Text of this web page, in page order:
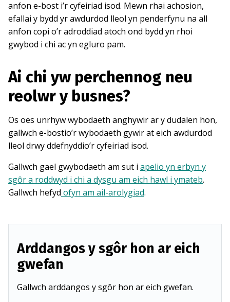
anfon e-bost i’r cyfeiriad isod. Mewn rhai achosion,
efallai y bydd yr awdurdod lleol yn penderfynu na all
anfon copi o’r adroddiad atoch ond bydd yn rhoi
gwybod i chi ac yn egluro pam.
Ai chi yw perchennog neu
reolwr y busnes?
Os oes unrhyw wybodaeth anghywir ar y dudalen hon,
gallwch e-bostio’r wybodaeth gywir at eich awdurdod
lleol drwy ddefnyddio’r cyfeiriad isod.
Gallwch gael gwybodaeth am sut i apelio yn erbyn y
sgôr a roddwyd i chi a dysgu am eich hawl i ymateb.
Gallwch hefyd ofyn am ail-arolygiad.
Arddangos y sgôr hon ar eich
gwefan
Gallwch arddangos y sgôr hon ar eich gwefan.